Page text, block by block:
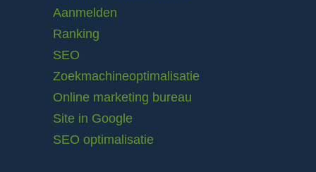
Aanmelden
Ranking
SEO
Zoekmachineoptimalisatie
Online marketing bureau
Site in Google
SEO optimalisatie